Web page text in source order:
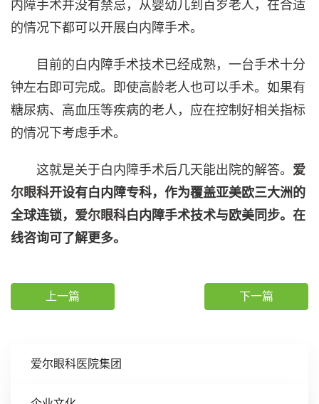
爱尔眼科医院集团
的情况下都可以开展白内障手术。
目前的白内障手术技术已经成熟，一台手术十分
钟左右即可完成。即使高龄老人也可以手术。如果有
糖尿病、高血压等疾病的老人，应在控制好相关指标
的情况下考虑手术。
这就是关于白内障手术后几天能出院的解答。 爱
尔眼科开设有白内障专科，作为覆盖亚美欧三大洲的
全球连锁， 爱尔眼科白内障手术技术与欧美同步。在
线咨询可了解更多。
上一篇 下一篇